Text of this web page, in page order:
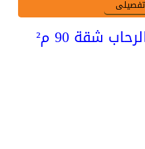
للإيجار مفروشة بالرحاب شقة 90 م²